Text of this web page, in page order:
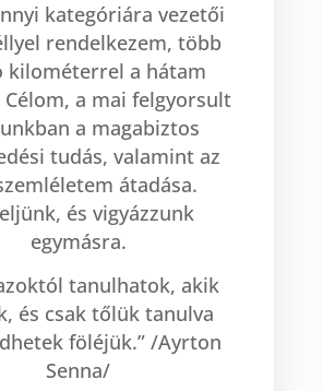
kategóriára vezetői
rendelkezem, több
kilométerrel a hátam
a mai felgyorsult
a magabiztos
tudás, valamint az
átadása.
és vigyázzunk
egymásra.
tanulhatok, akik
és csak tőlük tanulva
föléjük.” /Ayrton
Senna/